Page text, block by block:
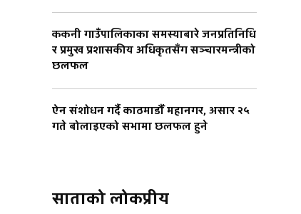
ककनी गाउँपालिकाका समस्याबारे जनप्रतिनिधि
र प्रमुख प्रशासकीय अधिकृतसँग सञ्चारमन्त्रीको
छलफल
ऐन संशोधन गर्दै काठमाडौँ महानगर, असार २५
गते बोलाइएको सभामा छलफल हुने
साताको लोकप्रीय